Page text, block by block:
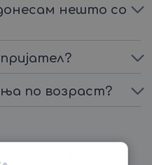
нешто со
по возраст?
ваучер